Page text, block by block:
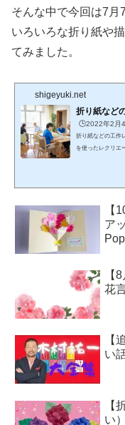
そんな中で今回は7月
いろいろな折り紙や
てみました。
shigeyuki.net
折り紙など
🕒️2022年2月
折り紙などの工作
を使ったレクリエ
誕生花「金盞花(
【
ア
【
花
【
い
【
い